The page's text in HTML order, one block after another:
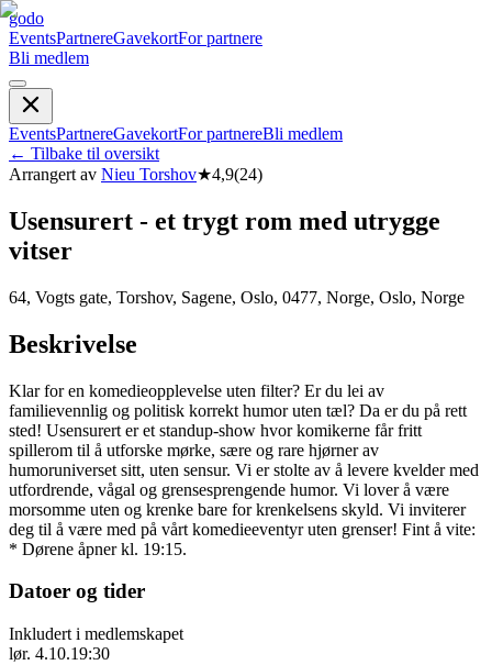
godo
EventsPartnereGavekortFor partnere
Bli medlem
EventsPartnereGavekortFor partnereBli medlem
← Tilbake til oversikt
Arrangert av Nieu Torshov★4,9(24)
Usensurert - et trygt rom med utrygge
vitser
64, Vogts gate, Torshov, Sagene, Oslo, 0477, Norge, Oslo, Norge
Beskrivelse
Klar for en komedieopplevelse uten filter? Er du lei av
familievennlig og politisk korrekt humor uten tæl? Da er du på rett
sted! Usensurert er et standup-show hvor komikerne får fritt
spillerom til å utforske mørke, sære og rare hjørner av
humoruniverset sitt, uten sensur. Vi er stolte av å levere kvelder med
utfordrende, vågal og grensesprengende humor. Vi lover å være
morsomme uten og krenke bare for krenkelsens skyld. Vi inviterer
deg til å være med på vårt komedieeventyr uten grenser! Fint å vite:
* Dørene åpner kl. 19:15.
Datoer og tider
Inkludert i medlemskapet
lør. 4.10.19:30